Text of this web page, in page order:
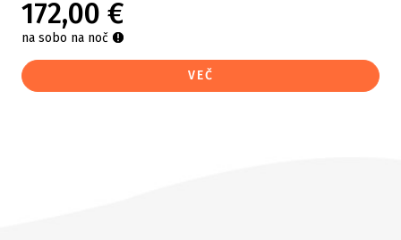
172,00 €
na sobo na noč
VEČ